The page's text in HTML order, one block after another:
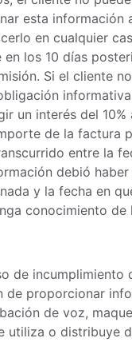
esta información
en cualquier
en los 10 días
Si el cliente
un interés del 10%
de la factura
entre la
debió haber
y la fecha en
conocimiento de
de incumplimiento
de proporcionar
de voz,
utiliza o distribuye